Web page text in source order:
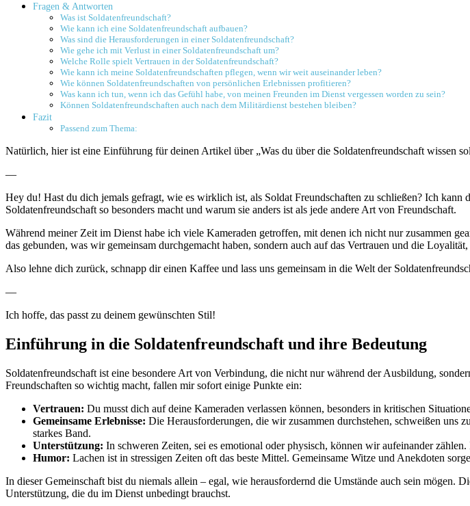
Fragen & Antworten
Was ist Soldatenfreundschaft?
Wie kann ich eine Soldatenfreundschaft aufbauen?
Was sind die Herausforderungen in einer Soldatenfreundschaft?
Wie gehe ich mit Verlust⁤ in einer Soldatenfreundschaft um?
Welche ‍Rolle spielt⁢ Vertrauen in ⁤der Soldatenfreundschaft?
Wie⁢ kann ich meine Soldatenfreundschaften pflegen,⁢ wenn wir weit auseinander leben?
Wie können Soldatenfreundschaften von persönlichen Erlebnissen ⁢profitieren?
Was kann ich tun, wenn ich das Gefühl habe,⁣ von meinen ⁣Freunden im⁢ Dienst vergessen worden⁤ zu sein?
Können Soldatenfreundschaften auch nach dem Militärdienst bestehen ⁤bleiben?
Fazit
Passend zum Thema:
Natürlich, hier⁢ ist eine Einführung für deinen Artikel über „Was ⁢du über die Soldatenfreundschaft wissen
—
Hey du! Hast du ⁢dich jemals gefragt, wie es wirklich ist, als ⁢Soldat Freundschaften zu schließen? ‍Ich
Soldatenfreundschaft so besonders macht⁤ und warum sie anders ist ​als ‍jede andere Art von‍ Freundschaft.
Während meiner Zeit ‍im Dienst‌ habe ich viele ⁣Kameraden getroffen,⁢ mit denen ich nicht nur zusammen
das ⁢gebunden, was​ wir gemeinsam durchgemacht haben, sondern auch auf das Vertrauen und die
Also lehne dich zurück, ‍schnapp ‌dir einen⁤ Kaffee und lass uns gemeinsam​ in die Welt der
—
Ich hoffe, das passt zu deinem gewünschten Stil!
Einführung ‍in die ⁤Soldatenfreundschaft und ihre Bedeutung
Soldatenfreundschaft ist eine besondere Art von Verbindung, die ​nicht ⁢nur während der Ausbildung,‍
Freundschaften so wichtig macht,‌ fallen mir sofort​ einige Punkte ⁣ein:
Vertrauen: Du musst‍ dich auf ‍deine Kameraden verlassen⁤ können, besonders in kritischen
Gemeinsame Erlebnisse: Die Herausforderungen, die wir zusammen⁣ durchstehen, schweißen uns
starkes Band.
Unterstützung: In ⁤schweren ​Zeiten,​ sei ‌es emotional oder physisch, können wir aufeinander
Humor: Lachen ist in⁣ stressigen ​Zeiten oft ​das beste Mittel. Gemeinsame Witze und​ Anekdoten
In dieser Gemeinschaft bist du niemals allein –⁣ egal, wie⁤ herausfordernd​ die Umstände auch sein ⁢mögen.
Unterstützung, die du im Dienst unbedingt ⁤brauchst.